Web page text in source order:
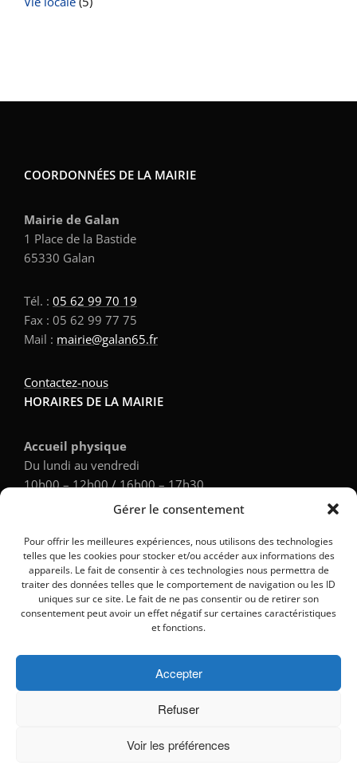
Gérer le consentement
Pour offrir les meilleures expériences, nous utilisons des technologies
telles que les cookies pour stocker et/ou accéder aux informations des
appareils. Le fait de consentir à ces technologies nous permettra de
traiter des données telles que le comportement de navigation ou les ID
uniques sur ce site. Le fait de ne pas consentir ou de retirer son
consentement peut avoir un effet négatif sur certaines caractéristiques
et fonctions.
Accepter
Refuser
Voir les préférences
COORDONNÉES DE LA MAIRIE
Mairie de Galan
1 Place de la Bastide
65330 Galan
Tél. : 05 62 99 70 19
Fax : 05 62 99 77 75
Mail : mairie@galan65.fr
Contactez-nous
HORAIRES DE LA MAIRIE
Accueil physique
Du lundi au vendredi
10h00 – 12h00 / 16h00 – 17h30
Du lundi au vendredi
9h00 – 12h00 / 14h00 – 17h30
PINT
Point d’Information Numérique et Touristique